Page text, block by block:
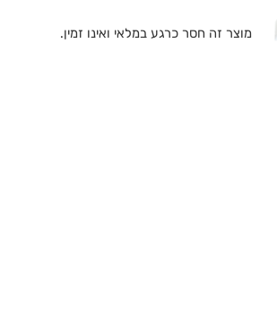
מוצר זה חסר כרגע במלאי ואינו זמין.